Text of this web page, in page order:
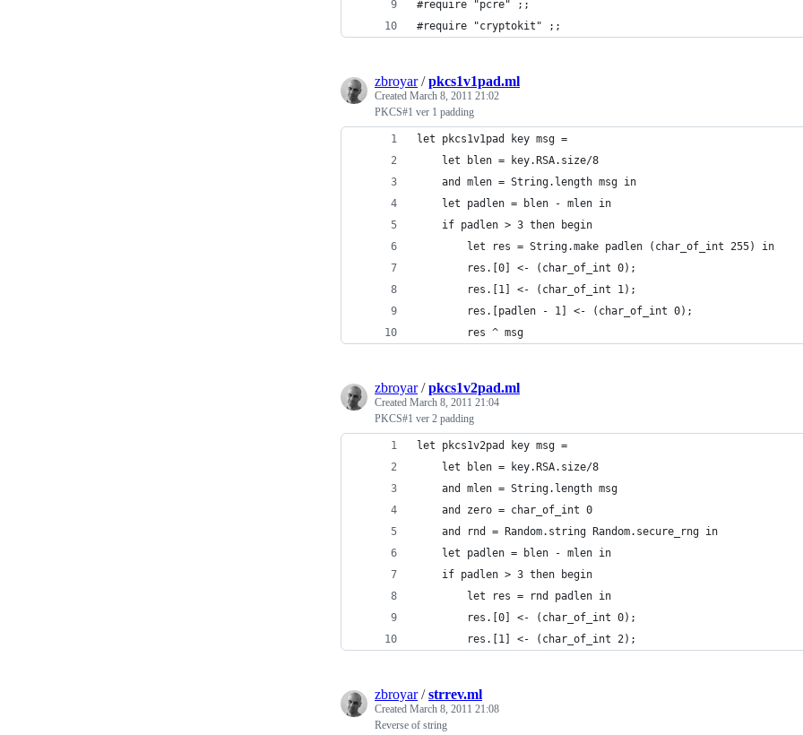
#require "pcre" ;;
#require "cryptokit" ;;
zbroyar/pkcs1v1pad.ml
Created March 8, 2011 21:02
PKCS#1 ver 1 padding
let pkcs1v1pad key msg =
	let blen = key.RSA.size/8
	and mlen = String.length msg in
	let padlen = blen - mlen in
	if padlen > 3 then begin
		let res = String.make padlen (char_of_int 255) in
		res.[0] <- (char_of_int 0);
		res.[1] <- (char_of_int 1);
		res.[padlen - 1] <- (char_of_int 0);
		res ^ msg
zbroyar/pkcs1v2pad.ml
Created March 8, 2011 21:04
PKCS#1 ver 2 padding
let pkcs1v2pad key msg =
	let blen = key.RSA.size/8
	and mlen = String.length msg
	and zero = char_of_int 0
	and rnd = Random.string Random.secure_rng in
	let padlen = blen - mlen in
	if padlen > 3 then begin
		let res = rnd padlen in
		res.[0] <- (char_of_int 0);
		res.[1] <- (char_of_int 2);
zbroyar/strrev.ml
Created March 8, 2011 21:08
Reverse of string